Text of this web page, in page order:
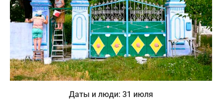
Даты и люди: 31 июля